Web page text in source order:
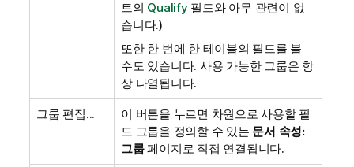
트의 Qualify필드와 아무 관련이 없
습니다.)
또한 한 번에 한 테이블의 필드를 볼
수도 있습니다. 사용 가능한 그룹은 항
상 나열됩니다.
그룹 편집...
이 버튼을 누르면 차원으로 사용할 필
드 그룹을 정의할 수 있는 문서 속성:
그룹페이지로 직접 연결됩니다.